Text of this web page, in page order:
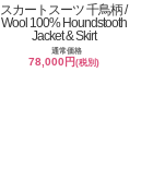
スカートスーツ 千鳥柄 /
Wool 100% Houndstooth
Jacket & Skirt
通常価格
78,000円 (税別)